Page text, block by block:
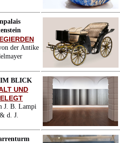
der Antike
IM BLICK
UND
J. B. Lampi
d. J.